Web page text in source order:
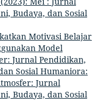
Budaya, dan Sosial
Motivasi Belajar
Model
Jurnal Pendidikan,
Sosial Humaniora:
Jurnal
Budaya, dan Sosial